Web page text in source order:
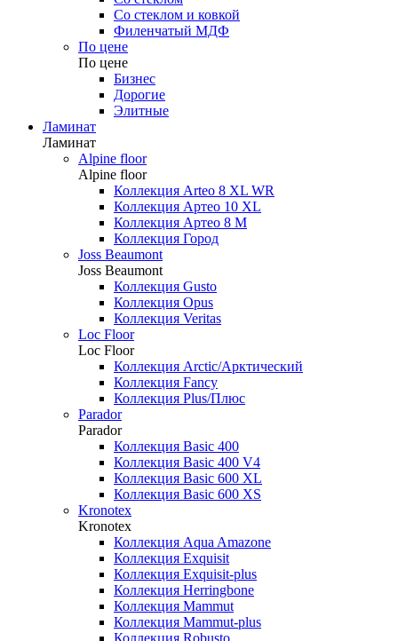
Со стеклом и ковкой
Филенчатый МДФ
По цене
По цене
Бизнес
Дорогие
Элитные
Ламинат
Ламинат
Alpine floor
Alpine floor
Коллекция Arteo 8 XL WR
Коллекция Артео 10 XL
Коллекция Артео 8 М
Коллекция Город
Joss Beaumont
Joss Beaumont
Коллекция Gusto
Коллекция Opus
Коллекция Veritas
Loc Floor
Loc Floor
Коллекция Arctic/Арктический
Коллекция Fancy
Коллекция Plus/Плюс
Parador
Parador
Коллекция Basic 400
Коллекция Basic 400 V4
Коллекция Basic 600 ХL
Коллекция Basic 600 ХS
Kronotex
Kronotex
Коллекция Aqua Amazone
Коллекция Exquisit
Коллекция Exquisit-plus
Коллекция Herringbone
Коллекция Mammut
Коллекция Mammut-plus
Коллекция Robusto